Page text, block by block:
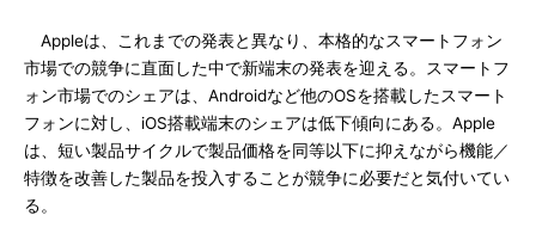
Appleは、これまでの発表と異なり、本格的なスマートフォン
市場での競争に直面した中で新端末の発表を迎える。スマートフ
ォン市場でのシェアは、Androidなど他のOSを搭載したスマート
フォンに対し、iOS搭載端末のシェアは低下傾向にある。Apple
は、短い製品サイクルで製品価格を同等以下に抑えながら機能／
特徴を改善した製品を投入することが競争に必要だと気付いてい
る。